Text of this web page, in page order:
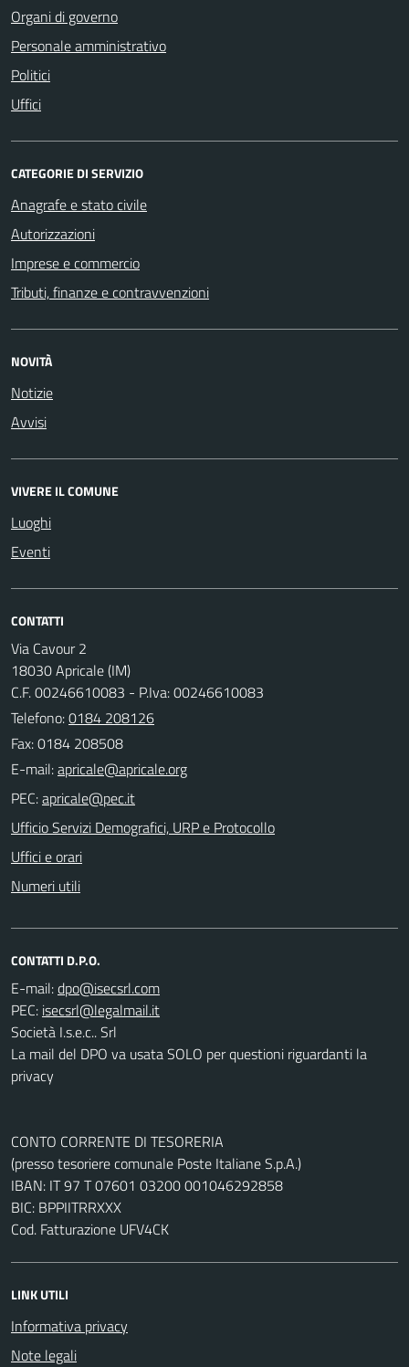
Organi di governo
Personale amministrativo
Politici
Uffici
CATEGORIE DI SERVIZIO
Anagrafe e stato civile
Autorizzazioni
Imprese e commercio
Tributi, finanze e contravvenzioni
NOVITÀ
Notizie
Avvisi
VIVERE IL COMUNE
Luoghi
Eventi
CONTATTI
Via Cavour 2
18030 Apricale (IM)
C.F. 00246610083 - P.Iva: 00246610083
Telefono:0184 208126
Fax: 0184 208508
E-mail:
PEC:
Ufficio Servizi Demografici, URP e Protocollo
Uffici e orari
Numeri utili
CONTATTI D.P.O.
E-mail:
PEC:
Società I.s.e.c.. Srl
La mail del DPO va usata SOLO per questioni riguardanti la
privacy
CONTO CORRENTE DI TESORERIA
(presso tesoriere comunale Poste Italiane S.p.A.)
IBAN: IT 97 T 07601 03200 001046292858
BIC: BPPIITRRXXX
Cod. Fatturazione UFV4CK
LINK UTILI
Informativa privacy
Note legali